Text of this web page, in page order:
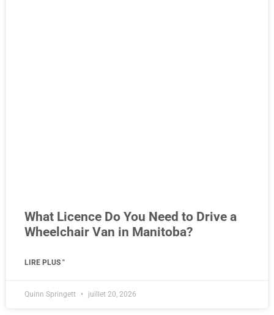
What Licence Do You Need to Drive a
Wheelchair Van in Manitoba?
LIRE PLUS "
Quinn Springett juillet 20, 2026